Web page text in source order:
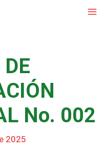
No. 002
2025